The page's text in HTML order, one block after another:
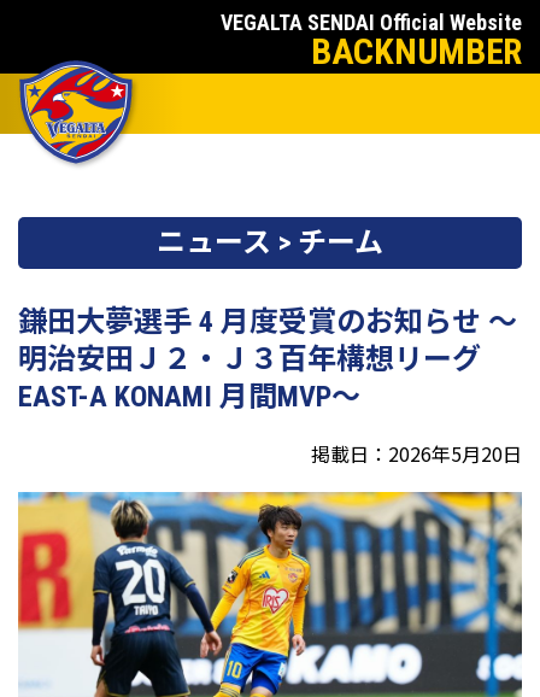
VEGALTA SENDAI Official Website
BACKNUMBER
ニュース > チーム
鎌田大夢選手 4 月度受賞のお知らせ ～
明治安田Ｊ２・Ｊ３百年構想リーグ
EAST-A KONAMI 月間MVP～
掲載日：2026年5月20日